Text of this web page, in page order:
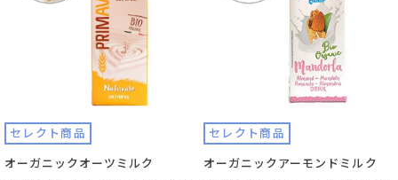
セレクト商品
オーガニックオーツミルク
セレクト商品
オーガニックアーモンドミルク